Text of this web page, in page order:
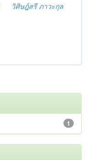
วิศิษฎ์สรี ภาวะกุล
1